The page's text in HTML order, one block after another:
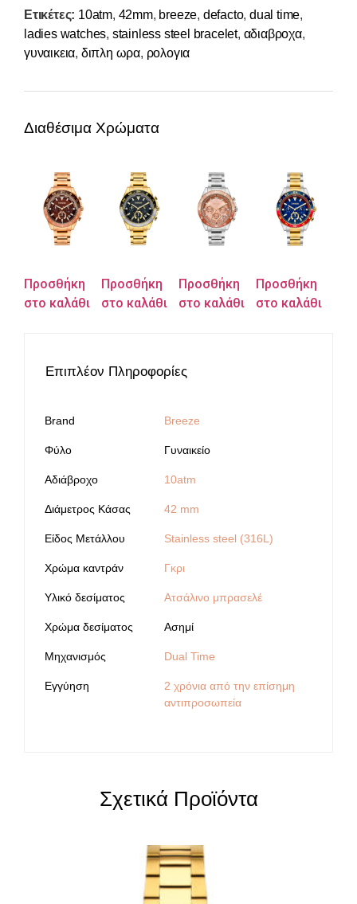
Ετικέτες: 10atm, 42mm, breeze, defacto,dual time,
ladies watches, stainless steel bracelet, αδιαβροχα,
γυναικεια, διπλη ωρα, ρολογια
Διαθέσιμα Χρώματα
Προσθήκη
στο καλάθι
Προσθήκη
στο καλάθι
Προσθήκη
στο καλάθι
Προσθήκη
στο καλάθι
Επιπλέον Πληροφορίες
Brand Breeze
Φύλο Γυναικείο
Αδιάβροχο 10atm
Διάμετρος Κάσας 42 mm
Είδος Μετάλλου Stainless steel (316L)
Χρώμα καντράν Γκρι
Υλικό δεσίματος Ατσάλινο μπρασελέ
Χρώμα δεσίματος Ασημί
Μηχανισμός Dual Time
Εγγύηση
2 χρόνια από την επίσημη
αντιπροσωπεία
Σχετικά Προϊόντα